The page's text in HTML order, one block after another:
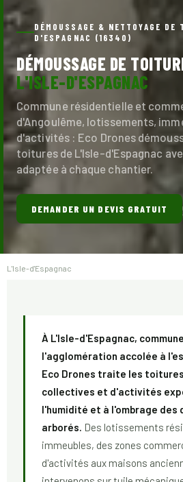
DÉMOUSSAGE & NETTOYAGE
D'ESPAGNAC (16340)
DÉMOUSSAGE DE
L'ISLE-D'ESPAGNAC
Commune résidentielle et
d'Angoulême, lotissements,
d'activités : Eco Drones
toitures de L'Isle-d'Espagnac
adaptée à chaque chantier.
DEMANDER UN DEVIS GRATUIT
L'Isle-d'Espagnac
À L'Isle-d'Espagnac,
l'agglomération accolée à
Eco Drones traite les
collectives et d'activités
l'humidité et à l'ombrage des
arborés. Des lotissements
immeubles, des zones
d'activités aux maisons